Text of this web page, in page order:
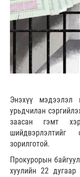
Энэхүү мэдээлэл
урьдчилан
заасан гэмт
зорилготой.
Прокурорын
хуулийн 22 дугаар